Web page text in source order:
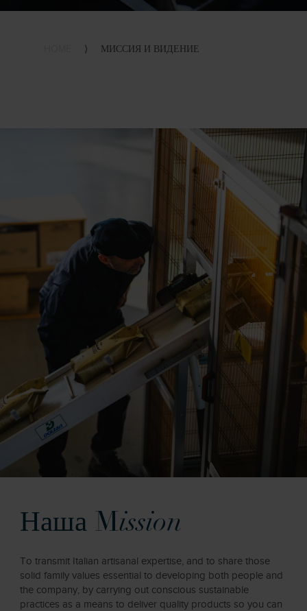
⟩ МИССИЯ И ВИДЕНИЕ
Наша Mission
To transmit Italian artisanal expertise, and to share those
solid family values essential to developing both people and
the company, by carrying out conscious sustainable
practices as a means to deliver quality products so you can